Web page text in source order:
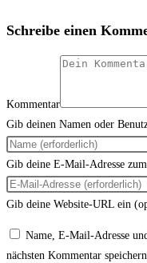
Schreibe einen
Kommentar
Gib deinen Namen oder
Gib deine E-Mail-Adresse
Gib deine Website-URL ein
Name, E-Mail-Adresse
nächsten Kommentar